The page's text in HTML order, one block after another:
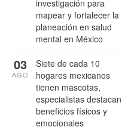
investigación para
mapear y fortalecer la
planeación en salud
mental en México
Siete de cada 10
hogares mexicanos
tienen mascotas,
especialistas destacan
beneficios físicos y
emocionales
03
AGO